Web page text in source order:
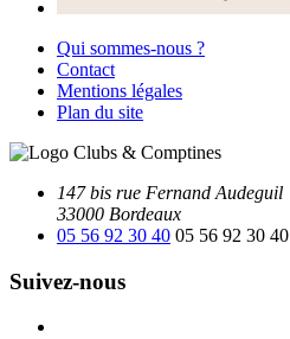
Qui sommes-nous ?
Contact
Mentions légales
Plan du site
147 bis rue Fernand Audeguil
33000 Bordeaux
05 56 92 30 40 05 56 92 30 40
Suivez-nous